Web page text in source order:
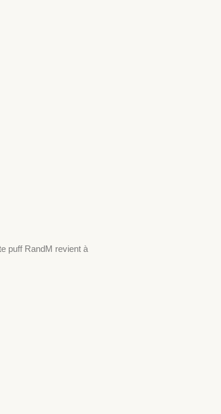
puff RandM revient à